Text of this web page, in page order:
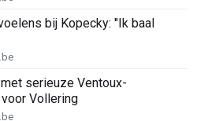
bij Kopecky: "Ik baal
serieuze Ventoux-
Vollering